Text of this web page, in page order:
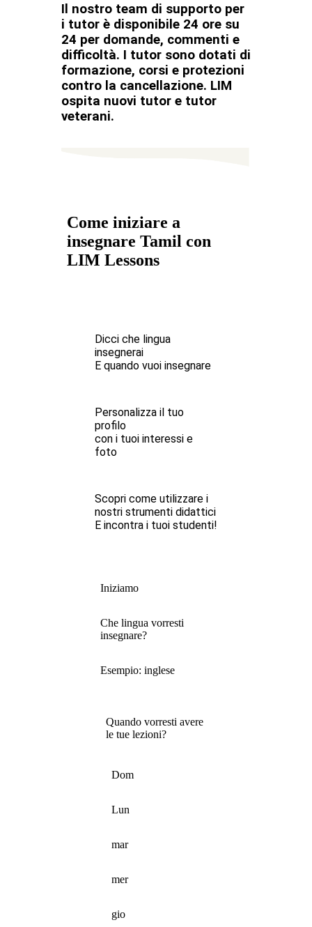
Il nostro team di supporto per
i tutor è disponibile 24 ore su
24 per domande, commenti e
difficoltà. I tutor sono dotati di
formazione, corsi e protezioni
contro la cancellazione. LIM
ospita nuovi tutor e tutor
veterani.
Come iniziare a
insegnare Tamil con
LIM Lessons
Dicci che lingua
insegnerai
E quando vuoi insegnare
Personalizza il tuo
profilo
con i tuoi interessi e
foto
Scopri come utilizzare i
nostri strumenti didattici
E incontra i tuoi studenti!
Iniziamo
Che lingua vorresti
insegnare?
Esempio: inglese
Quando vorresti avere
le tue lezioni?
Dom
Lun
mar
mer
gio